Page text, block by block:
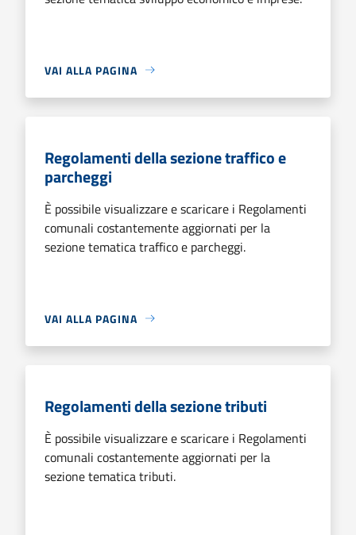
VAI ALLA PAGINA
Regolamenti della sezione traffico e
parcheggi
È possibile visualizzare e scaricare i Regolamenti
comunali costantemente aggiornati per la
sezione tematica traffico e parcheggi.
VAI ALLA PAGINA
Regolamenti della sezione tributi
È possibile visualizzare e scaricare i Regolamenti
comunali costantemente aggiornati per la
sezione tematica tributi.